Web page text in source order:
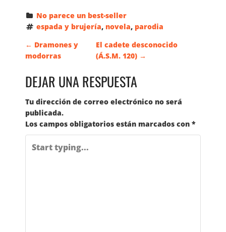
No parece un best-seller
espada y brujería, novela, parodia
N
A
V
E
G
← Dramones y
modorras
El cadete desconocido
(Á.S.M. 120) →
DEJAR UNA RESPUESTA
Tu dirección de correo electrónico no será
publicada.
Los campos obligatorios están marcados con *